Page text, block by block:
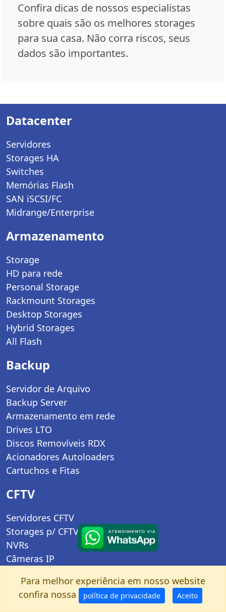
Confira dicas de nossos especialistas
sobre quais são os melhores storages
para sua casa. Não corra riscos, seus
dados são importantes.
Datacenter
Servidores
Storages HA
Switches
Memórias Flash
SAN iSCSI/FC
Midrange/Enterprise
Armazenamento
Storage
HD para rede
Personal Storage
Rackmount Storages
Desktop Storages
Hybrid Storages
All Flash
Backup
Servidor de Arquivo
Backup Server
Armazenamento em rede
Drives LTO
Discos Removíveis RDX
Acionadores Autoloaders
Cartuchos e Fitas
CFTV
Servidores CFTV
Storages p/ CFTV
NVRs
Câmeras IP
Storages
Locação de Storage
Para melhor experiência em nosso website
confira nossa
política de privacidade Aceito